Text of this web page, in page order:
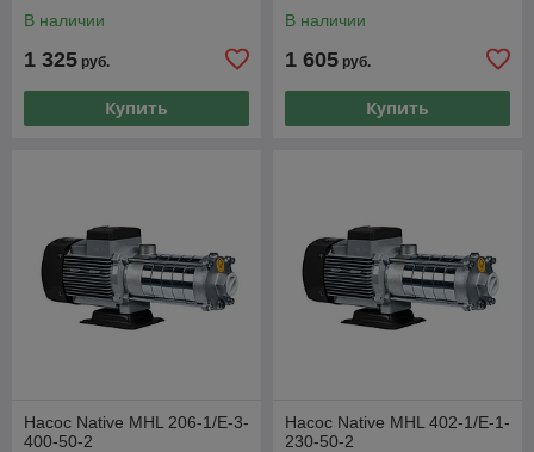
В наличии
1 325 руб.
Купить
В наличии
1 605 руб.
Купить
Насос Native MHL 206-1/E-3-
400-50-2
Насос Native MHL 402-1/E-1-
230-50-2